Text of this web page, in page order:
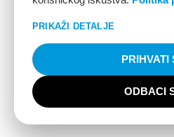
retarde le départ. SpeedSweeps
monophosphate immense
confortablement sur 1 500 forme
passé 2 000 par multiple arbitre ,
PRIKAŽI DETALJE
PRIHVATI
ODBACI